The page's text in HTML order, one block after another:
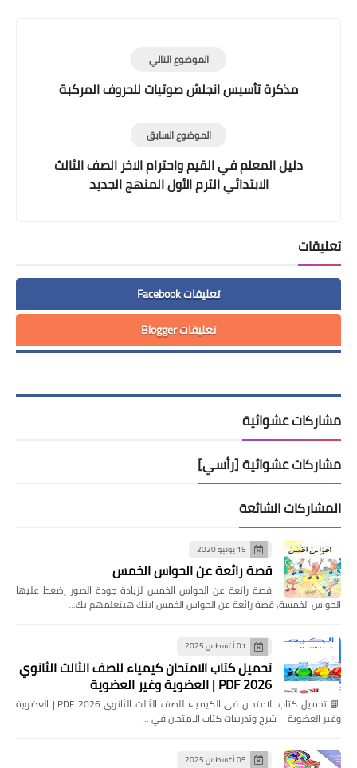
الموضوع التالي
مذكرة تأسيس انجلش صوتيات للحروف المركبة
الموضوع السابق
دليل المعلم في القيم واحترام الاخر الصف الثالث
الابتدائي الترم الأول المنهج الجديد
تعليقات
تعليقات Facebook
تعليقات Blogger
مشاركات عشوائية
مشاركات عشوائية [رأسي]
المشاركات الشائعة
15 يونيو 2020
قصة رائعة عن الحواس الخمس
قصة رائعة عن الحواس الخمس لزيادة جودة الصور إضغط عليها
الحواس الخمسة, قصة رائعة عن الحواس الخمس ابنك هيتعلمهم بك…
01 أغسطس 2025
تحميل كتاب الامتحان كيمياء للصف الثالث الثانوي
2026 PDF | العضوية وغير العضوية
📘 تحميل كتاب الامتحان في الكيمياء للصف الثالث الثانوي 2026 PDF | العضوية
وغير العضوية – شرح وتدريبات كتاب الامتحان في …
05 أغسطس 2025